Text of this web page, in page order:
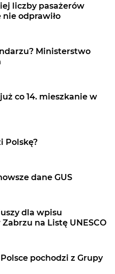
liczby pasażerów
nie odprawiło
Ministerstwo
co 14. mieszkanie w
Polskę?
dane GUS
dla wpisu
na Listę UNESCO
pochodzi z Grupy